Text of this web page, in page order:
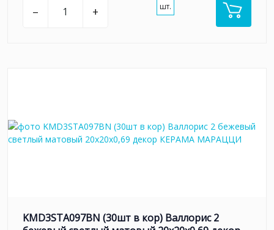
– + шт.
KMD3STA097BN (30шт в кор) Валлорис 2